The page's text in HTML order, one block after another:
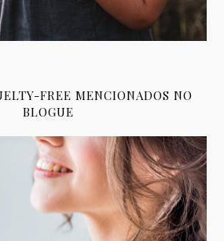
FREE MENCIONADOS NO
BLOGUE